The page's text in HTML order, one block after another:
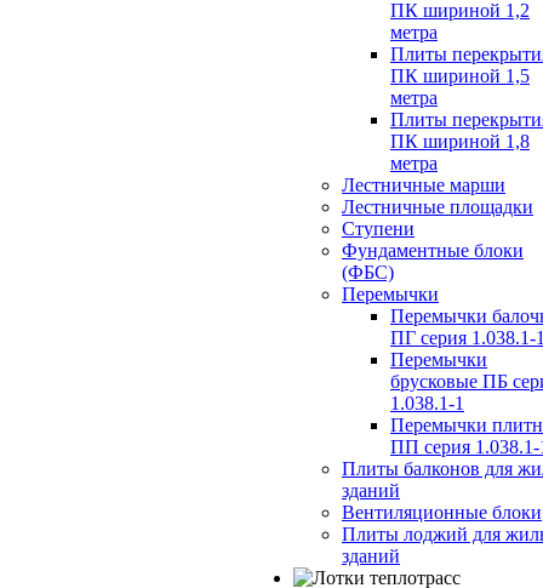
ПК шириной 1,2
метра
Плиты
ПК шириной 1,5
метра
Плиты
ПК шириной 1,8
метра
Лестничные марши
Лестничные площадки
Ступени
Фундаментные блоки
(ФБС)
Перемычки
Перемычки
ПГ серия 1.038.1-
Перемычки
брусковые ПБ
1.038.1-1
Перемычки
ПП серия 1.038.1-
Плиты балконов для
зданий
Вентиляционные блоки
Плиты лоджий для
зданий